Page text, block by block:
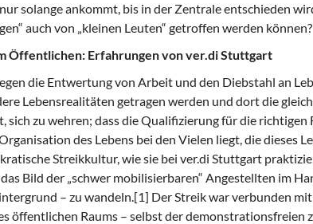
solange ankommt, bis in der Zentrale entschieden
auch von „kleinen Leuten“ getroffen werden können?
Öffentlichen: Erfahrungen von ver.di Stuttgart
die Entwertung von Arbeit und den Diebstahl an
Lebensrealitäten getragen werden und dort die
sich zu wehren; dass die Qualifizierung für die richtigen
des Lebens bei den Vielen liegt, die dieses
Streikkultur, wie sie bei ver.di Stuttgart
Bild der „schwer mobilisierbaren“ Angestellten im
– zu wandeln.[1] Der Streik war verbunden
öffentlichen Raums – selbst der demonstrationsfreien